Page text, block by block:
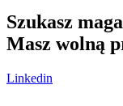
Szukasz
Masz wolną
Linkedin